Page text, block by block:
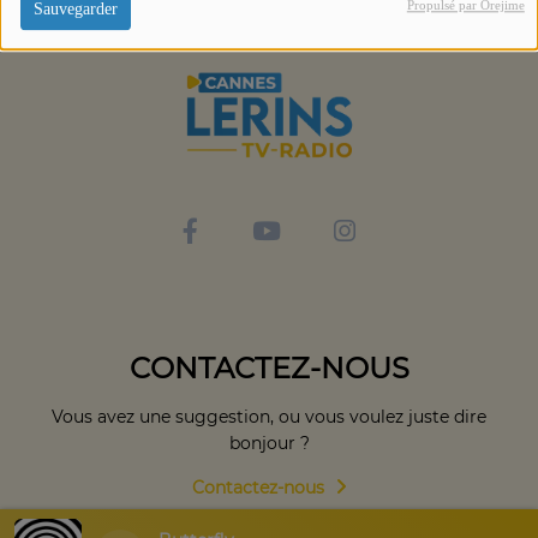
Sauvegarder Propulsé par Orejime
CONTACTEZ-NOUS
Vous avez une suggestion, ou vous voulez juste dire
bonjour ?
Contactez-nous